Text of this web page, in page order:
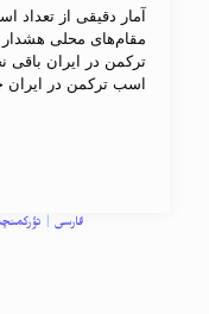
آمار دقیقی از
مقام‌های محلی هشدار
ترکمن در ایران باقی
اسب ترکمن در ایران
فارسی |